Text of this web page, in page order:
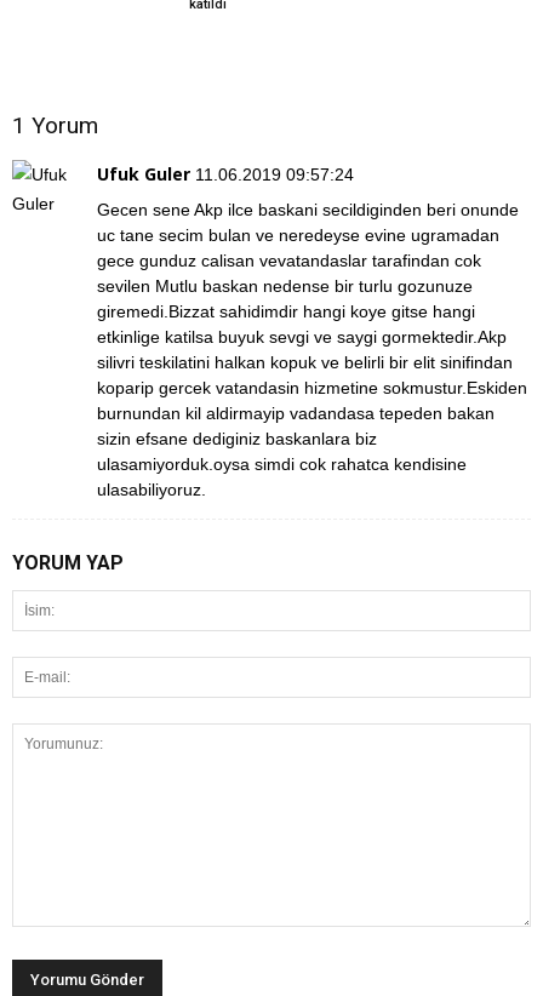
katıldı
1 Yorum
Ufuk Guler 11.06.2019 09:57:24
Gecen sene Akp ilce baskani secildiginden beri onunde
uc tane secim bulan ve neredeyse evine ugramadan
gece gunduz calisan vevatandaslar tarafindan cok
sevilen Mutlu baskan nedense bir turlu gozunuze
giremedi.Bizzat sahidimdir hangi koye gitse hangi
etkinlige katilsa buyuk sevgi ve saygi gormektedir.Akp
silivri teskilatini halkan kopuk ve belirli bir elit sinifindan
koparip gercek vatandasin hizmetine sokmustur.Eskiden
burnundan kil aldirmayip vadandasa tepeden bakan
sizin efsane dediginiz baskanlara biz
ulasamiyorduk.oysa simdi cok rahatca kendisine
ulasabiliyoruz.
YORUM YAP